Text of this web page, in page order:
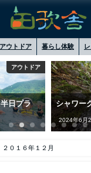
アウトドア 暮らし体験
アウトドア
日プラ
シャワー
2024年6月
２０１６年１２月